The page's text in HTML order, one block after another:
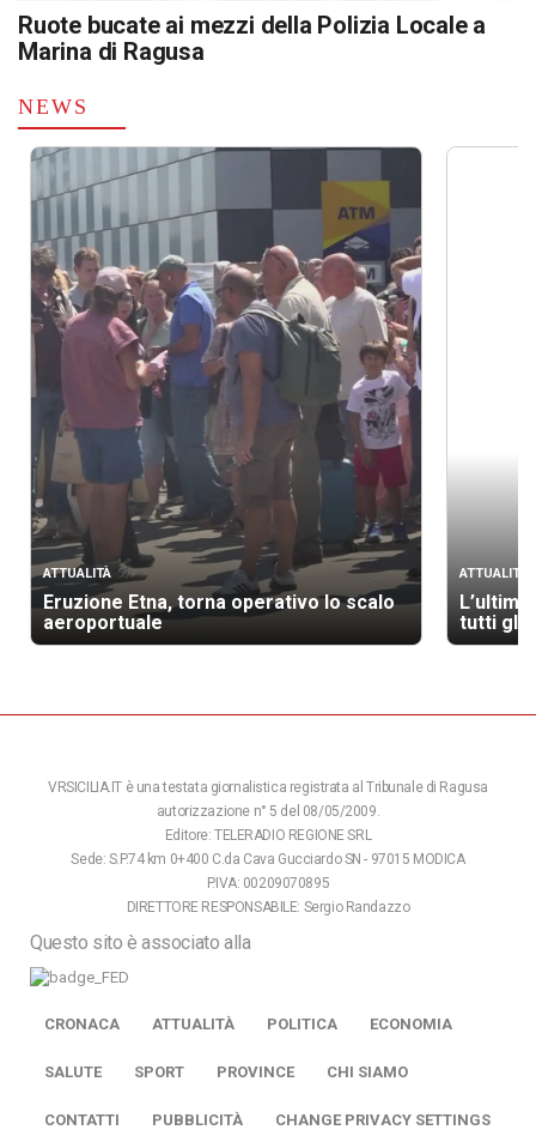
Ruote bucate ai mezzi della Polizia Locale a
Marina di Ragusa
NEWS
ATTUALITÀ
Eruzione Etna, torna operativo lo scalo
aeroportuale
ATTUALITÀ
tutti gli
VRSICILIA.IT è una testata giornalistica registrata al Tribunale di Ragusa
autorizzazione n° 5 del 08/05/2009.
Editore: TELERADIO REGIONE SRL
Sede: S.P.74 km 0+400 C.da Cava Gucciardo SN - 97015 MODICA
P.IVA: 00209070895
DIRETTORE RESPONSABILE: Sergio Randazzo
Questo sito è associato alla
CRONACA ATTUALITÀ POLITICA ECONOMIA
SALUTE SPORT PROVINCE CHI SIAMO
CONTATTI PUBBLICITÀ CHANGE PRIVACY SETTINGS